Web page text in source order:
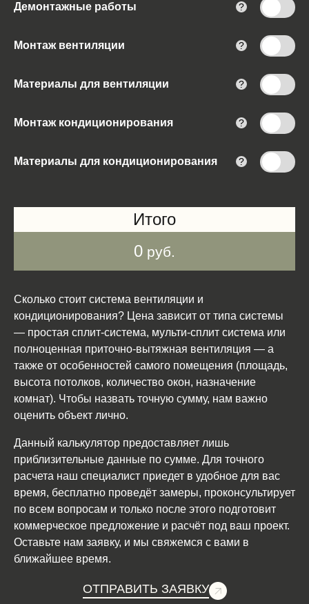
Демонтажные работы ?
Монтаж вентиляции ?
Материалы для вентиляции ?
Монтаж кондиционирования ?
Материалы для кондиционирования ?
Итого
0 руб.
Сколько стоит система вентиляции и
кондиционирования? Цена зависит от типа системы
— простая сплит-система, мульти-сплит система или
полноценная приточно-вытяжная вентиляция — а
также от особенностей самого помещения (площадь,
высота потолков, количество окон, назначение
комнат). Чтобы назвать точную сумму, нам важно
оценить объект лично.
Данный калькулятор предоставляет лишь
приблизительные данные по сумме. Для точного
расчета наш специалист приедет в удобное для вас
время, бесплатно проведёт замеры, проконсультирует
по всем вопросам и только после этого подготовит
коммерческое предложение и расчёт под ваш проект.
Оставьте нам заявку, и мы свяжемся с вами в
ближайшее время.
ОТПРАВИТЬ ЗАЯВКУ